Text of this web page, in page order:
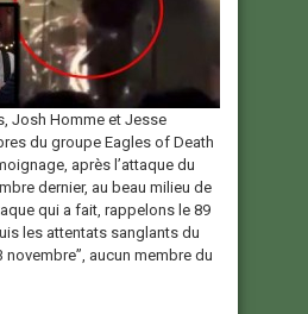
Josh Homme et Jesse
du groupe Eagles of Death
après l’attaque du
dernier, au beau milieu de
qui a fait, rappelons le 89
les attentats sanglants du
novembre”, aucun membre du